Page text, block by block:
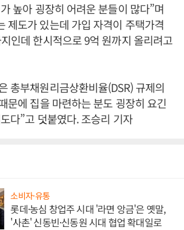
높아 굉장히 어려운 분들이 많다”며
제도가 있는데 가입 자격이 주택가격
인데 한시적으로 9억 원까지 올리려고
총부채원리금상환비율(DSR) 규제의
문에 집을 마련하는 분도 굉장히 요긴
다”고 덧붙였다. 조승리 기자
소비자·유통
롯데·농심 창업주 시대 '라면 앙금'은 옛말,
'사촌' 신동빈·신동원 시대 협업 확대일로